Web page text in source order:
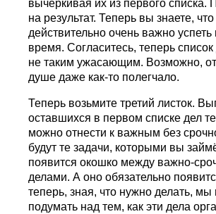
вычеркивая их из первого списка.
на результат. Теперь вы знаете, что
действительно очень важно
время. Согласитесь, теперь
не таким ужасающим. Возможно, от
душе даже как-то полегчало.
Теперь возьмите третий листок.
оставшихся в первом списке дел
можно отнести к важным без
будут те задачи, которыми вы
появится окошко между важно-
делами. А оно обязательно
теперь, зная, что нужно делать,
подумать над тем, как эти дела